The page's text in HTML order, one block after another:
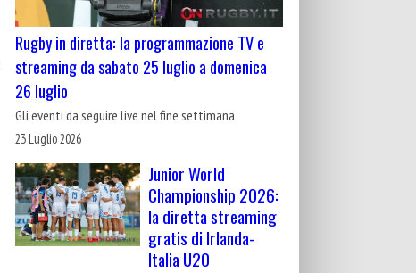
Rugby in diretta: la programmazione TV e
streaming da sabato 25 luglio a domenica
26 luglio
Gli eventi da seguire live nel fine settimana
23 Luglio 2026
Junior World
Championship 2026:
la diretta streaming
gratis di Irlanda-
Italia U20